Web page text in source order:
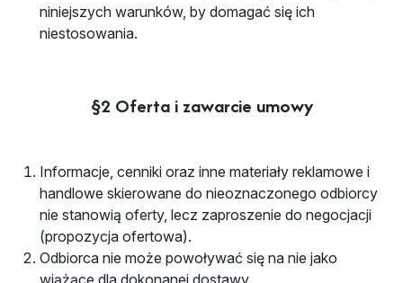
niniejszych warunków, by domagać się ich
niestosowania.
§2 Oferta i zawarcie umowy
Informacje, cenniki oraz inne materiały reklamowe i
handlowe skierowane do nieoznaczonego odbiorcy
nie stanowią oferty, lecz zaproszenie do negocjacji
(propozycja ofertowa).
Odbiorca nie może powoływać się na nie jako
wiążące dla dokonanej dostawy.